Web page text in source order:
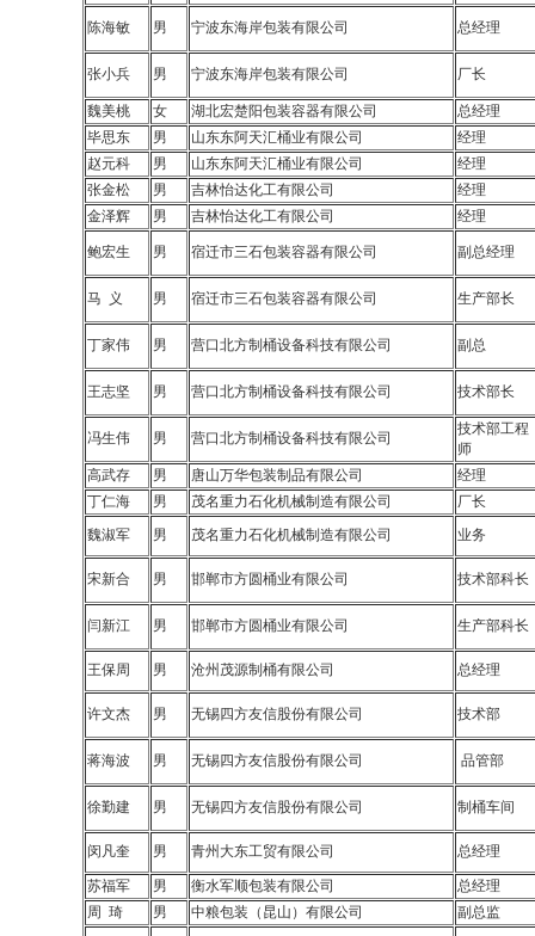
陈海敏 男 宁波东海岸包装有限公司 总经理
张小兵 男 宁波东海岸包装有限公司 厂长
魏美桃 女 湖北宏楚阳包装容器有限公司
总经理
毕思东
男 山东东阿天汇桶业有限公司
经理
赵元科
男 山东东阿天汇桶业有限公司
经理
张金松
男 吉林怡达化工有限公司
经理
金泽辉
男 吉林怡达化工有限公司 经理
鲍宏生 男 宿迁市三石包装容器有限公司 副总经理
马 义 男 宿迁市三石包装容器有限公司 生产部长
丁家伟 男 营口北方制桶设备科技有限公司 副总
王志坚 男 营口北方制桶设备科技有限公司 技术部长
冯生伟 男 营口北方制桶设备科技有限公司
技术部工程
师
高武存
男 唐山万华包装制品有限公司
经理
丁仁海
男 茂名重力石化机械制造有限公司
厂长
魏淑军
男 茂名重力石化机械制造有限公司 业务
宋新合 男 邯郸市方圆桶业有限公司 技术部科长
闫新江 男 邯郸市方圆桶业有限公司 生产部科长
王保周 男 沧州茂源制桶有限公司 总经理
许文杰 男 无锡四方友信股份有限公司 技术部
蒋海波 男 无锡四方友信股份有限公司 品管部
徐勤建 男 无锡四方友信股份有限公司 制桶车间
闵凡奎 男 青州大东工贸有限公司 总经理
苏福军 男 衡水军顺包装有限公司
总经理
周 琦
男 中粮包装（昆山）有限公司 副总监